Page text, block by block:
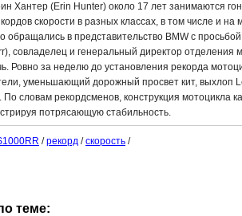
Хантер (Erin Hunter) около 17 лет занимаются
скорости в разных классах, в том числе и
обращались в представительство BMW с
совладелец и генеральный директор отделения
Ровно за неделю до установления рекорда
уменьшающий дорожный просвет кит, выхлоп
По словам рекордсменов, конструкция мотоцикла
потрясающую стабильность.
/рекорд /скорость /
теме: